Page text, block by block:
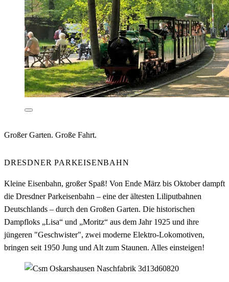
Großer Garten. Große Fahrt.
DRESDNER PARKEISENBAHN
Kleine Eisenbahn, großer Spaß! Von Ende März bis Oktober dampft
die Dresdner Parkeisenbahn – eine der ältesten Liliputbahnen
Deutschlands – durch den Großen Garten. Die historischen
Dampfloks „Lisa“ und „Moritz“ aus dem Jahr 1925 und ihre
jüngeren "Geschwister", zwei moderne Elektro-Lokomotiven,
bringen seit 1950 Jung und Alt zum Staunen. Alles einsteigen!